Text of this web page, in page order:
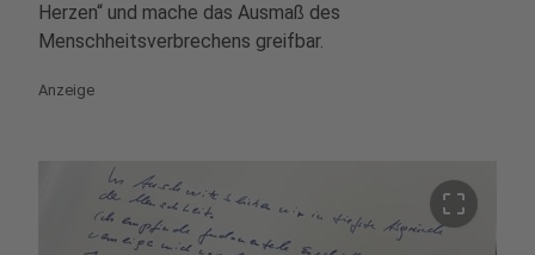
Herzen“ und mache das Ausmaß des
Menschheitsverbrechens greifbar.
Anzeige
crop_free